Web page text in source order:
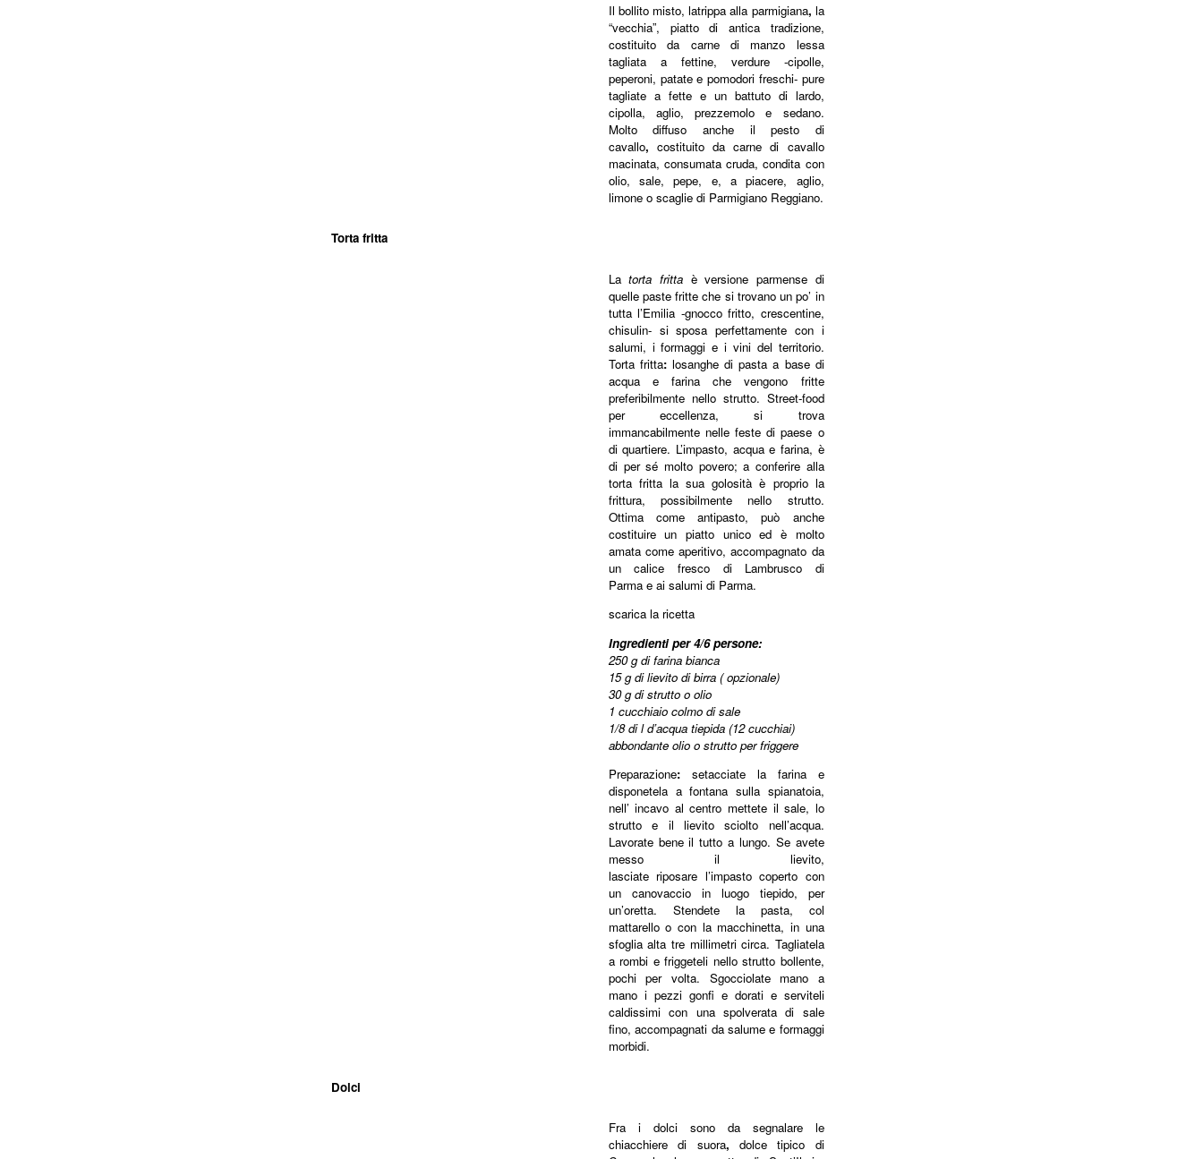
Il bollito misto, latrippa alla parmigiana, la
“vecchia”, piatto di antica tradizione,
costituito da carne di manzo lessa
tagliata a fettine, verdure -cipolle,
peperoni, patate e pomodori freschi- pure
tagliate a fette e un battuto di lardo,
cipolla, aglio, prezzemolo e sedano.
Molto diffuso anche il pesto di
cavallo, costituito da carne di cavallo
macinata, consumata cruda, condita con
olio, sale, pepe, e, a piacere, aglio,
limone o scaglie di Parmigiano Reggiano.
Torta fritta
Latorta fritta è versione parmense di
quelle paste fritte che si trovano un po’ in
tutta l’Emilia -gnocco fritto, crescentine,
chisulin- si sposa perfettamente con i
salumi, i formaggi e i vini del territorio.
Torta fritta:losanghe di pasta a base di
acqua e farina che vengono fritte
preferibilmente nello strutto. Street-food
per eccellenza, si trova
immancabilmente nelle feste di paese o
di quartiere. L’impasto, acqua e farina, è
di per sé molto povero; a conferire alla
torta fritta la sua golosità è proprio la
frittura, possibilmente nello strutto.
Ottima come antipasto, può anche
costituire un piatto unico ed è molto
amata come aperitivo, accompagnato da
un calice fresco di Lambrusco di
Parma e ai salumi di Parma.
scarica la ricetta
Ingredienti per 4/6 persone:
250 g di farina bianca
15 g di lievito di birra ( opzionale)
30 g di strutto o olio
1 cucchiaio colmo di sale
1/8 di l d’acqua tiepida (12 cucchiai)
abbondante olio o strutto per friggere
Preparazione: setacciate la farina e
disponetela a fontana sulla spianatoia,
nell’ incavo al centro mettete il sale, lo
strutto e il lievito sciolto nell’acqua.
Lavorate bene il tutto a lungo. Se avete
messo il lievito,
lasciate riposare l’impasto coperto con
un canovaccio in luogo tiepido, per
un’oretta. Stendete la pasta, col
mattarello o con la macchinetta, in una
sfoglia alta tre millimetri circa. Tagliatela
a rombi e friggeteli nello strutto bollente,
pochi per volta. Sgocciolate mano a
mano i pezzi gonfi e dorati e serviteli
caldissimi con una spolverata di sale
fino, accompagnati da salume e formaggi
morbidi.
Dolci
Fra i dolci sono da segnalare le
chiacchiere di suora, dolce tipico di